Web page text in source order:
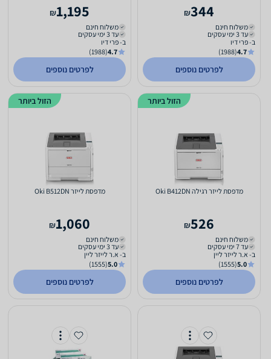
344
₪
משלוח חינם
עד 3 ימי עסקים
ב- פרי דיו
4.7
(1988)
לפרטים נוספים
1,195
₪
משלוח חינם
עד 3 ימי עסקים
ב- פרי דיו
4.7
(1988)
לפרטים נוספים
מדפסת ‏לייזר ‏רגילה Oki B412DN
526
₪
משלוח חינם
עד 7 ימי עסקים
ב- א.ר לייזר ליין
5.0
(1555)
לפרטים נוספים
הזול ביותר
מדפסת ‏לייזר Oki B512DN
1,060
₪
משלוח חינם
עד 3 ימי עסקים
ב- א.ר לייזר ליין
5.0
(1555)
לפרטים נוספים
הזול ביותר